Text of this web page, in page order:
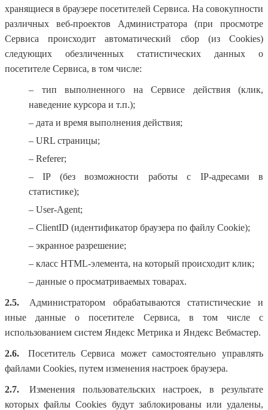
хранящиеся в браузере посетителей Сервиса. На совокупности
различных веб-проектов Администратора (при просмотре
Сервиса происходит автоматический сбор (из Cookies)
следующих обезличенных статистических данных о
посетителе Сервиса, в том числе:
– тип выполненного на Сервисе действия (клик,
наведение курсора и т.п.);
– дата и время выполнения действия;
– URL страницы;
– Referer;
– IP (без возможности работы с IP-адресами в
статистике);
– User-Agent;
– ClientID (идентификатор браузера по файлу Cookie);
– экранное разрешение;
– класс HTML-элемента, на который происходит клик;
– данные о просматриваемых товарах.
2.5.
Администратором обрабатываются статистические и
иные данные о посетителе Сервиса, в том числе с
использованием систем Яндекс Метрика и Яндекс Вебмастер.
2.6.
Посетитель Сервиса может самостоятельно управлять
файлами Cookies, путем изменения настроек браузера.
2.7.
Изменения пользовательских настроек, в результате
которых файлы Cookies будут заблокированы или удалены,